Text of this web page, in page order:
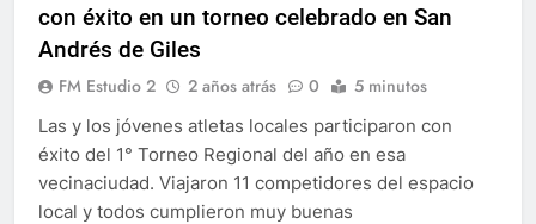
con éxito en un torneo celebrado en San
Andrés de Giles
FM Estudio 2 2 años atrás 0 5 minutos
Las y los jóvenes atletas locales participaron con
éxito del 1° Torneo Regional del año en esa
vecinaciudad. Viajaron 11 competidores del espacio
local y todos cumplieron muy buenas